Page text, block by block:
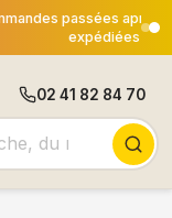
12h00 seront
02 41 82 84 70